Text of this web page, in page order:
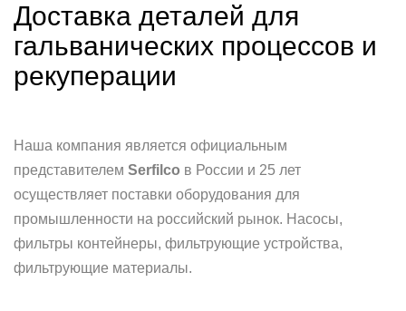
Доставка деталей для
гальванических процессов и
рекуперации
Наша компания является официальным
представителем Serfilco в России и 25 лет
осуществляет поставки оборудования для
промышленности на российский рынок. Насосы,
фильтры контейнеры, фильтрующие устройства,
фильтрующие материалы.